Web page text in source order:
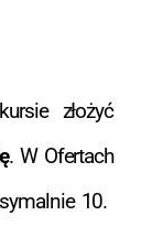
złożyć
. W Ofertach
10.